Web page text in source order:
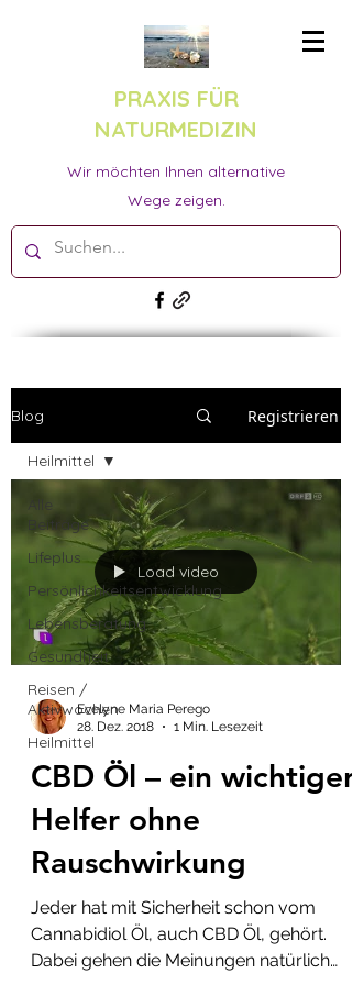
PRAXIS FÜR
NATURMEDIZIN
Wir möchten Ihnen alternative
Wege zeigen.
Blog Registrieren
Beiträge
Lifeplus
Persönlichkeitsentwicklung
Lebensberatung
Gesundheit
Reisen /
Aktivwochen
Heilmittel
Heilmittel
Load video
Evelyne Maria Perego
28. Dez. 2018
1 Min. Lesezeit
CBD Öl – ein wichtiger
Helfer ohne
Rauschwirkung
Jeder hat mit Sicherheit schon vom
Cannabidiol Öl, auch CBD Öl, gehört.
Dabei gehen die Meinungen natürlich